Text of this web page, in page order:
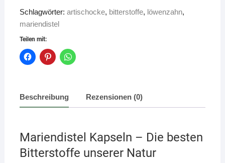
Schlagwörter: artischocke, bitterstoffe, löwenzahn,
mariendistel
Teilen mit:
Beschreibung Rezensionen (0)
Mariendistel Kapseln – Die besten
Bitterstoffe unserer Natur